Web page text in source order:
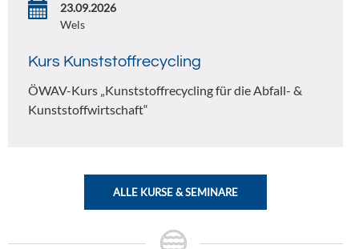
23.09.2026
Wels
Kurs Kunststoffrecycling
ÖWAV-Kurs „Kunststoffrecycling für die Abfall- &
Kunststoffwirtschaft“
ALLE KURSE & SEMINARE